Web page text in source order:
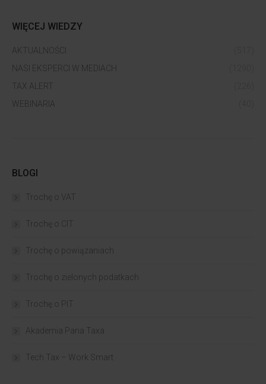
WIĘCEJ WIEDZY
AKTUALNOŚCI
NASI EKSPERCI W MEDIACH
TAX ALERT
WEBINARIA
BLOGI
Trochę o VAT
Trochę o CIT
Trochę o powiązaniach​
Trochę o zielonych podatkach
Trochę o PIT
Akademia Pana Taxa
Tech Tax – Work Smart